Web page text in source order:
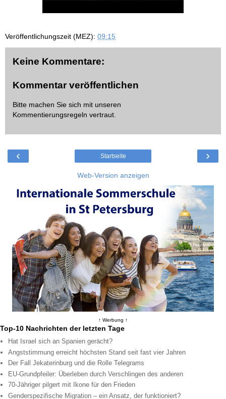
Veröffentlichungszeit (MEZ): 09:15
Keine Kommentare:
Kommentar veröffentlichen
Bitte machen Sie sich mit unseren
Kommentierungsregeln vertraut.
‹ ›
Startseite
Web-Version anzeigen
↑ Werbung ↑
Top-10 Nachrichten der letzten Tage
Hat Israel sich an Spanien gerächt?
Angststimmung erreicht höchsten Stand seit fast vier Jahren
Der Fall Jekaterinburg und die Rolle Telegrams
EU-Grundpfeiler: Überleben durch Verschlingen des anderen
70-Jähriger pilgert mit Ikone für den Frieden
Genderspezifische Migration – ein Ansatz, der funktioniert?